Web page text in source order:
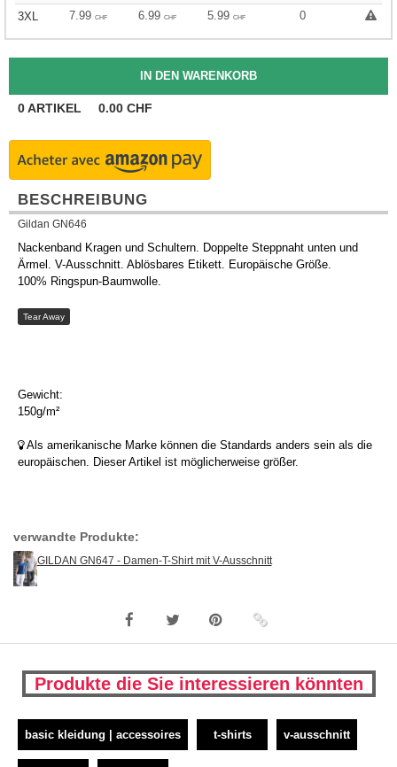
3XL
7.99 CHF 6.99 CHF 5.99 CHF 0
0ARTIKEL 0.00 CHF
BESCHREIBUNG
Gildan GN646
Nackenband Kragen und Schultern. Doppelte Steppnaht unten und
Ärmel. V-Ausschnitt. Ablösbares Etikett. Europäische Größe.
100% Ringspun-Baumwolle.
Tear Away
Gewicht:
150g/m²
Als amerikanische Marke können die Standards anders sein als die
europäischen. Dieser Artikel ist möglicherweise größer.
verwandte Produkte:
GILDAN GN647 - Damen-T-Shirt mit V-Ausschnitt
Produkte die Sie interessieren könnten
basic kleidung | accessoires t-shirts v-ausschnitt